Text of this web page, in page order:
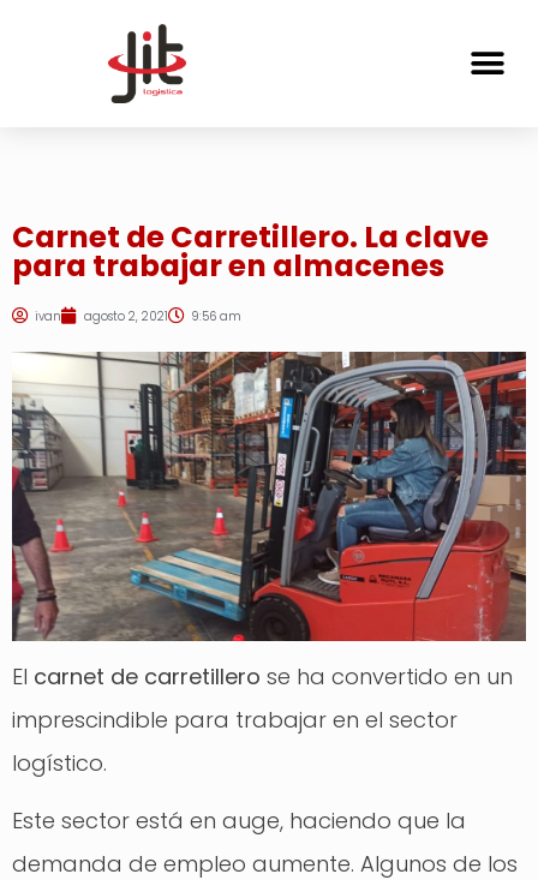
Carnet de Carretillero. La clave
para trabajar en almacenes
ivan agosto 2, 2021 9:56 am
El carnet de carretillero se ha convertido en un
imprescindible para trabajar en el sector
logístico.
Este sector está en auge, haciendo que la
demanda de empleo aumente. Algunos de los